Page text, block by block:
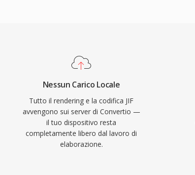
Nessun Carico Locale
Tutto il rendering e la codifica JIF
avvengono sui server di Convertio —
il tuo dispositivo resta
completamente libero dal lavoro di
elaborazione.